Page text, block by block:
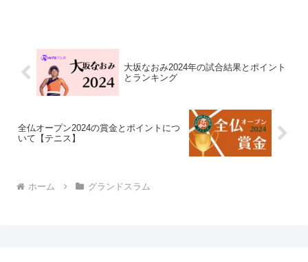
大坂なおみ2024年の試合結果とポイント
とランキング
全仏オープン2024の賞金とポイントにつ
いて【テニス】
ホーム グランドスラム